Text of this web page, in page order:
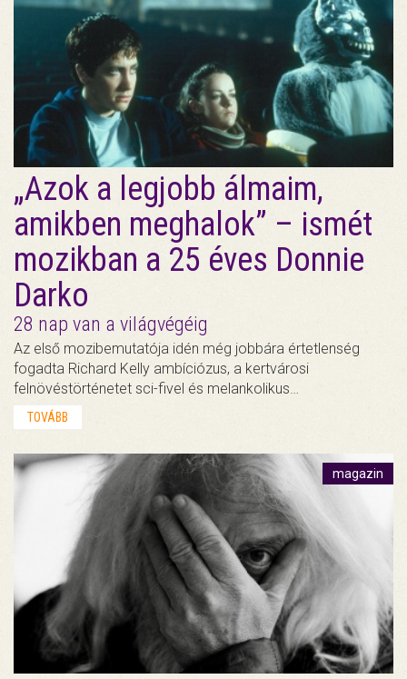
„Azok a legjobb álmaim,
amikben meghalok” – ismét
mozikban a 25 éves Donnie
Darko
28 nap van a világvégéig
Az első mozibemutatója idén még jobbára értetlenség
fogadta Richard Kelly ambíciózus, a kertvárosi
felnövéstörténetet sci-fivel és melankolikus…
TOVÁBB
magazin